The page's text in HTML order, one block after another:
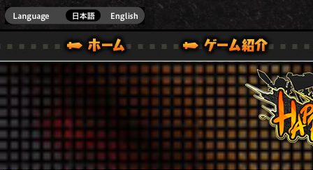
Youtube
ONE VER.]
ガイド
ル｜HAPPY WARS(ハッピーウォーズ)公式サイト [ XBOX 360,XBOX ONE VER.]
サポート | HAPPY WARS(ハッピーウォーズ)公式サイ